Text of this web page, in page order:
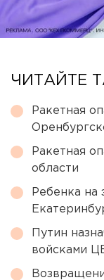
ЧИТАЙТЕ
Ракетная
Ракетная
области
Ребенка на
Путин
войсками